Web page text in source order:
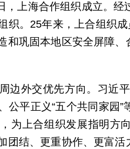
，上海合作组织成立。
织。25年来，上合组织
和巩固本地区安全屏障
边外交优先方向。习近
公平正义“五个共同家园
为上合组织发展指明方
团结、更重协作、更富